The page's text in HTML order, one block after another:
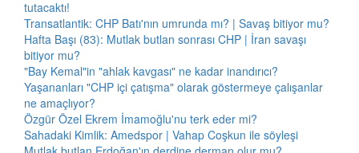
tutacaktı!
Transatlantik: CHP Batı'nın umrunda mı? | Savaş bitiyor mu?
Hafta Başı (83): Mutlak butlan sonrası CHP | İran savaşı
bitiyor mu?
"Bay Kemal"in "ahlak kavgası" ne kadar inandırıcı?
Yaşananları "CHP içi çatışma" olarak göstermeye çalışanlar
ne amaçlıyor?
Özgür Özel Ekrem İmamoğlu'nu terk eder mi?
Sahadaki Kimlik: Amedspor | Vahap Coşkun ile söyleşi